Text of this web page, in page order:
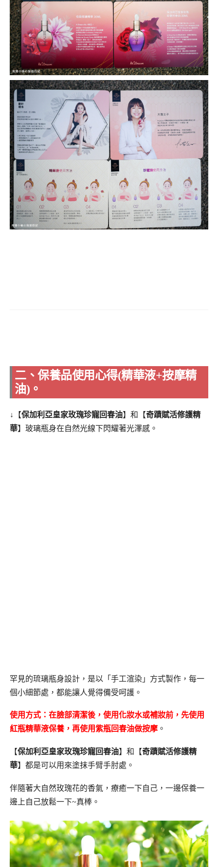
二、保養品使用心得(精華液+按摩精
油)。
↓【保加利亞皇家玫瑰珍寵回春油】和【奇蹟賦活修護精
華】玻璃瓶身在自然光線下閃耀著光澤感。
罕見的琉璃瓶身設計，是以「手工渲染」方式製作，每一
個小細節處，都能讓人覺得備受呵護。
使用方式：在臉部清潔後，使用化妝水或補妝前，先使用
紅瓶精華液保養，再使用紫瓶回春油做按摩 。
【保加利亞皇家玫瑰珍寵回春油】和【奇蹟賦活修護精
華】都是可以用來塗抹手臂手肘處。
伴隨著大自然玫瑰花的香氣，療癒一下自己，一邊保養一
邊上自己放鬆一下~真棒。